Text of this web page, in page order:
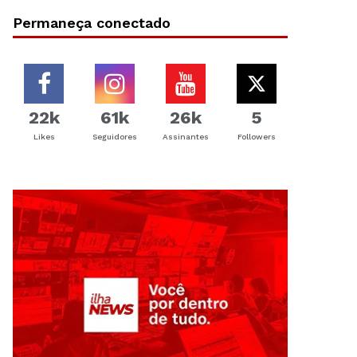
Permaneça conectado
22k
Likes
61k
Seguidores
26k
Assinantes
5
Followers